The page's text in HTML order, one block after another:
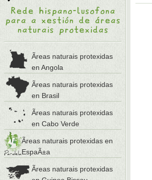
Ãreas naturais protexidas
en Angola
Ãreas naturais protexidas
en Brasil
Ãreas naturais protexidas
en Cabo Verde
Ãreas naturais protexidas en
EspaÃ±a
Ãreas naturais protexidas